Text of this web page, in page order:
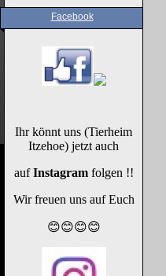
Facebook
Ihr könnt uns (Tierheim
Itzehoe) jetzt auch
aufInstagramfolgen !!
Wir freuen uns auf Euch
😊😊😊😊